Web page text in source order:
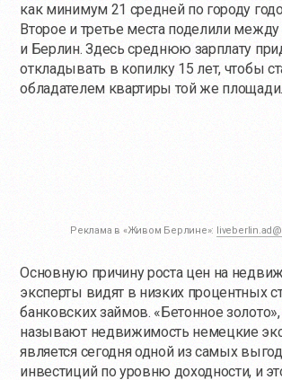
как минимум 21 средней по городу
Второе и третье места поделили между
и Берлин. Здесь среднюю зарплату
откладывать в копилку 15 лет, чтобы
обладателем квартиры той же площади.
Реклама в «Живом Берлине»:
Основную причину роста цен на
эксперты видят в низких процентных
банковских займов. «Бетонное
называют недвижимость немецкие
является сегодня одной из самых
инвестиций по уровню доходности, и